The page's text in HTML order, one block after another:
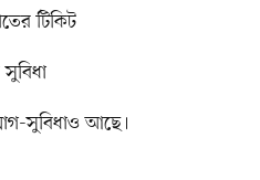
টিকিট
সুবিধাও আছে।